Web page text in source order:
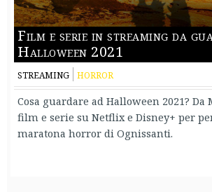
Film e serie in streaming da
Halloween 2021
STREAMING HORROR
Cosa guardare ad Halloween 2021? Da
film e serie su Netflix e Disney+ per
maratona horror di Ognissanti.